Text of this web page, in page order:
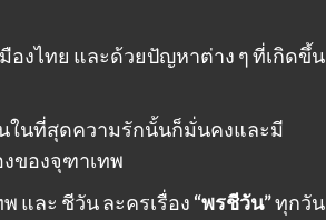
องไทย และด้วยปัญหาต่าง ๆ ที่เกิดขึ้น
ในที่สุดความรักนั้นก็มั่นคงและมี
ของจุฑาเทพ
และ ชีวัน ละครเรื่อง “พรชีวัน”ทุกวัน